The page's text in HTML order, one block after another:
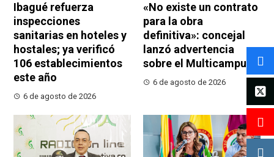
Ibagué refuerza
inspecciones
sanitarias en hoteles y
hostales; ya verificó
106 establecimientos
este año
6 de agosto de 2026
«No existe un contrato
para la obra
definitiva»: concejal
lanzó advertencia
sobre el Multicampus
6 de agosto de 2026